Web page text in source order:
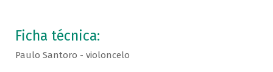
Ficha técnica:
Paulo Santoro - violoncelo